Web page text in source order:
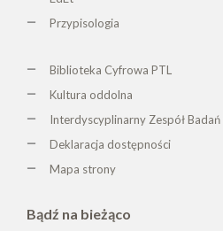
Przypisologia
Biblioteka Cyfrowa PTL
Kultura oddolna
Interdyscyplinarny Zespół
Deklaracja dostępności
Mapa strony
Bądź na bieżąco